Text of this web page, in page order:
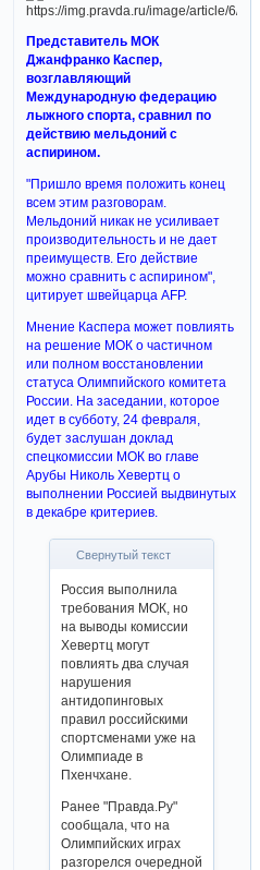
Представитель МОК
Джанфранко Каспер,
возглавляющий
Международную федерацию
лыжного спорта, сравнил по
действию мельдоний с
аспирином.
"Пришло время положить конец
всем этим разговорам.
Мельдоний никак не усиливает
производительность и не дает
преимуществ. Его действие
можно сравнить с аспирином",
цитирует швейцарца AFP.
Мнение Каспера может повлиять
на решение МОК о частичном
или полном восстановлении
статуса Олимпийского комитета
России. На заседании, которое
идет в субботу, 24 февраля,
будет заслушан доклад
спецкомиссии МОК во главе
Арубы Николь Хевертц о
выполнении Россией выдвинутых
в декабре критериев.
Свернутый текст
Россия выполнила
требования МОК, но
на выводы комиссии
Хевертц могут
повлиять два случая
нарушения
антидопинговых
правил российскими
спортсменами уже на
Олимпиаде в
Пхенчхане.
Ранее "Правда.Ру"
сообщала, что на
Олимпийских играх
разгорелся очередной